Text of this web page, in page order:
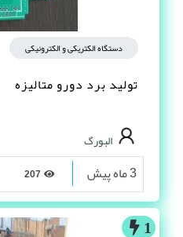
دستگاه الکتریکی و الکترونیکی
تولید برد دورو متالیزه
البورگ
3 ماه پیش
1